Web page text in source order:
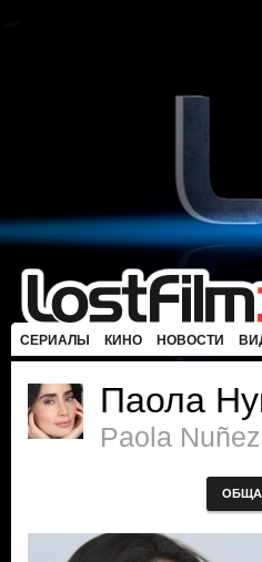
СЕРИАЛЫ КИНО НОВОСТИ
Паола
Paola Nuñez